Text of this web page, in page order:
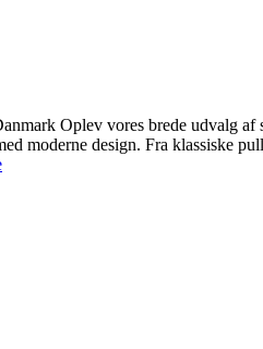
Oplev vores brede udvalg af
moderne design. Fra klassiske